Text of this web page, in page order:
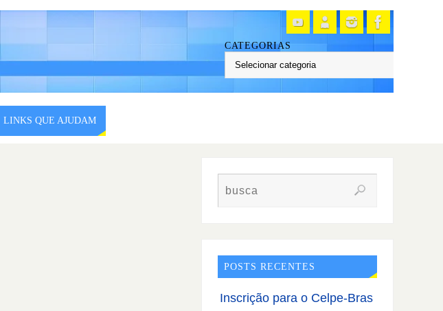
CATEGORIAS
LINKS QUE AJUDAM
POSTS RECENTES
Inscrição para o Celpe-Bras